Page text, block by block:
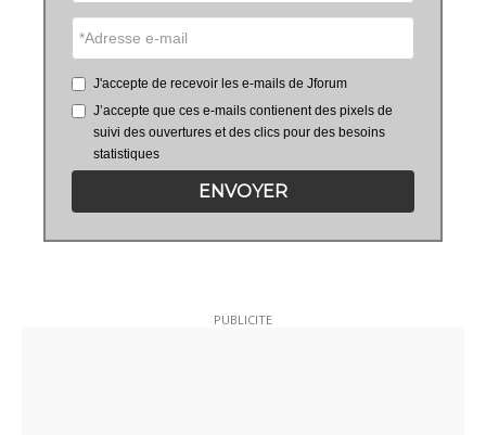
J'accepte de recevoir les e-mails de Jforum
J’accepte que ces e-mails contienent des pixels de
suivi des ouvertures et des clics pour des besoins
statistiques
ENVOYER